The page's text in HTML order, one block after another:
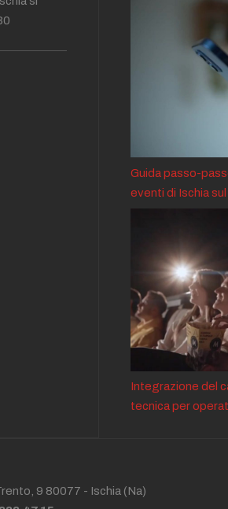
Guida passo-
eventi di Ischia
Integrazione del
tecnica per
9 80077 - Ischia (Na)